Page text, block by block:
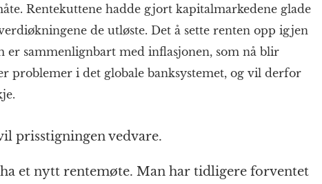
Rente­kuttene hadde gjort kapital­markedene glade
de utløste. Det å sette renten opp igjen
er sammenlign­bart med inflasjonen, som nå blir
problemer i det globale bank­systemet, og vil derfor
pris­­stigningen vedvare.
ha et nytt rentemøte. Man har tidligere forventet